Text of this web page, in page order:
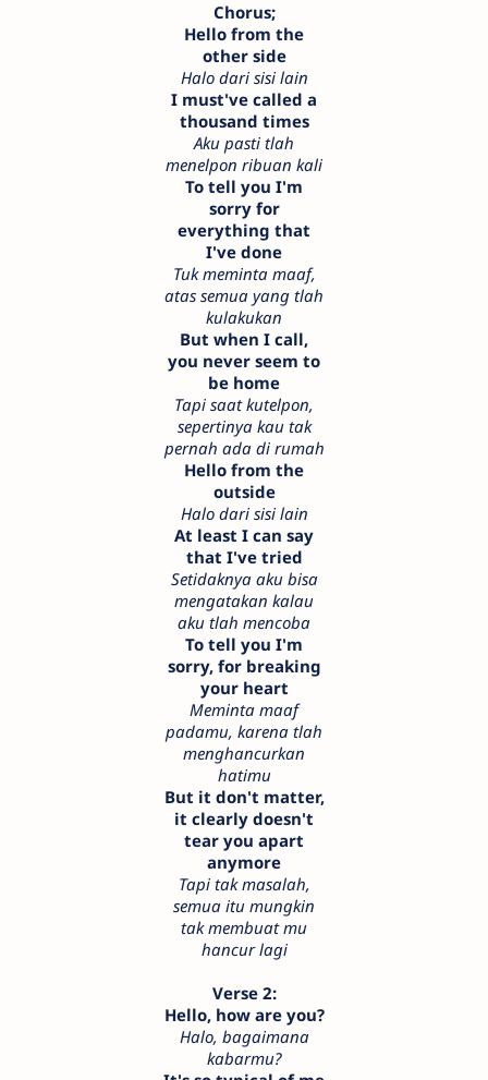
Chorus;
Hello from the
other side
Halo dari sisi lain
I must've called a
thousand times
Aku pasti tlah
menelpon ribuan kali
To tell you I'm
sorry for
everything that
I've done
Tuk meminta maaf,
atas semua yang tlah
kulakukan
But when I call,
you never seem to
be home
Tapi saat kutelpon,
sepertinya kau tak
pernah ada di rumah
Hello from the
outside
Halo dari sisi lain
At least I can say
that I've tried
Setidaknya aku bisa
mengatakan kalau
aku tlah mencoba
To tell you I'm
sorry, for breaking
your heart
Meminta maaf
padamu, karena tlah
menghancurkan
hatimu
But it don't matter,
it clearly doesn't
tear you apart
anymore
Tapi tak masalah,
semua itu mungkin
tak membuat mu
hancur lagi
Verse 2:
Hello, how are you?
Halo, bagaimana
kabarmu?